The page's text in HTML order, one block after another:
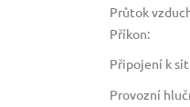
Průtok
Příkon:
Připojení k
Provozní